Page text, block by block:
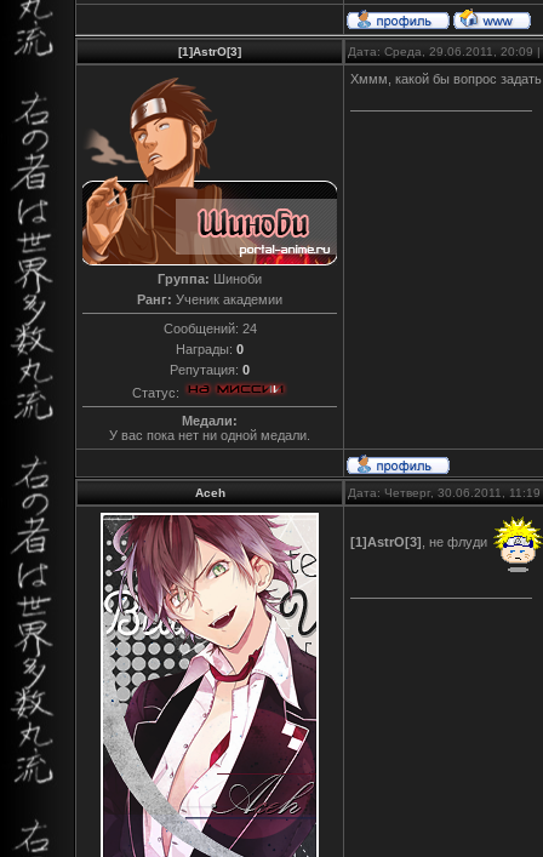
[1]AstrO[3] Дата: Среда, 29.06.2011, 20:09
Группа: Шиноби
Ранг: Ученик академии
Сообщений: 24
Награды: 0
Репутация: 0
Статус:
Медали:
У вас пока нет ни одной медали.
Хммм, какой бы вопрос задать
Aceh Дата: Четверг, 30.06.2011,
[1]AstrO[3] , не флуди